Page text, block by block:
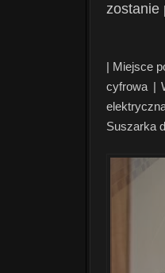
zostanie
| Miejsce
cyfrowa |
Suszarka